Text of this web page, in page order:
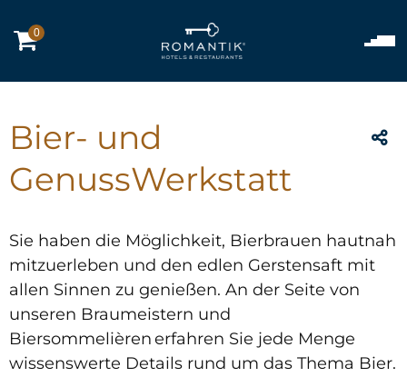
0
Bier- und
GenussWerkstatt
Sie haben die Möglichkeit, Bierbrauen hautnah
mitzuerleben und den edlen Gerstensaft mit
allen Sinnen zu genießen. An der Seite von
unseren Braumeistern und
Biersommelièren erfahren Sie jede Menge
wissenswerte Details rund um das Thema Bier.